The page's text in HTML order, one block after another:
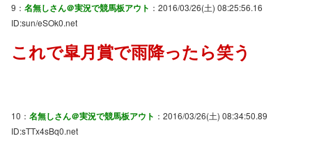
9： 名無しさん＠実況で競馬板アウト ：2016/03/26(土) 08:25:56.16
ID:sun/eSOk0.net
これで皐月賞で雨降ったら笑う
10： 名無しさん＠実況で競馬板アウト ：2016/03/26(土) 08:34:50.89
ID:sTTx4sBq0.net